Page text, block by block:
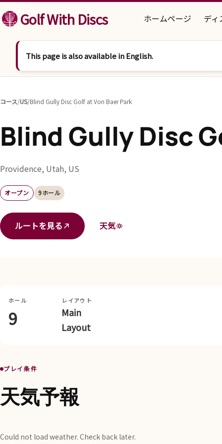
コンテンツへスキップ
Golf With Discs ホームページ デ
This page is also available in English.
コース/US/Blind Gully Disc Golf at Von Baer Park
Blind Gully Disc
Providence, Utah, US
オープン 9ホール
ルートを見る 天気
ホール
9
レイアウト
Main
Layout
プレイ条件
天気予報
Could not load weather. Check back later.